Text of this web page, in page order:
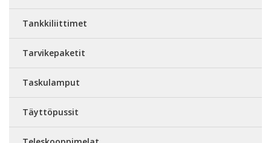
Tankkiliittimet
Tarvikepaketit
Taskulamput
Täyttöpussit